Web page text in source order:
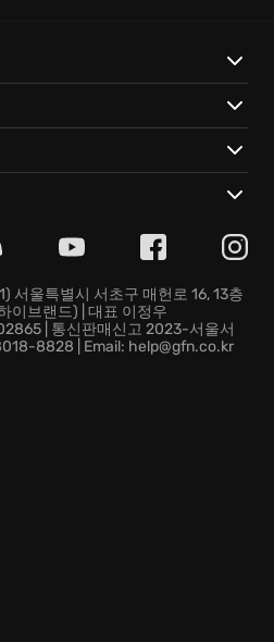
를 획득하고, 나만의 플레이 스
어디서든 즉시 마블 유니버스
서울특별시 서초구 매헌로 16, 13층
이브랜드) | 대표 이정우
| 통신판매신고 2023-서울서
8828 | Email: help@gfn.co.kr